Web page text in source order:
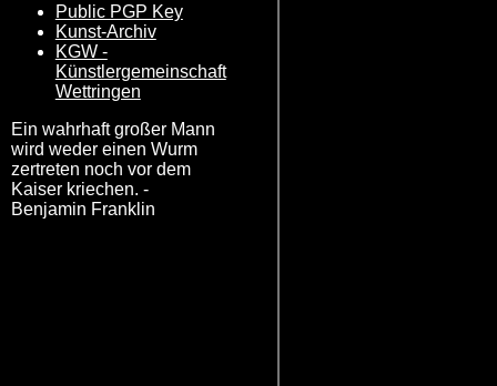
Public PGP Key
Kunst-Archiv
KGW -
Künstlergemeinschaft
Wettringen
Ein wahrhaft großer Mann
wird weder einen Wurm
zertreten noch vor dem
Kaiser kriechen. -
Benjamin Franklin